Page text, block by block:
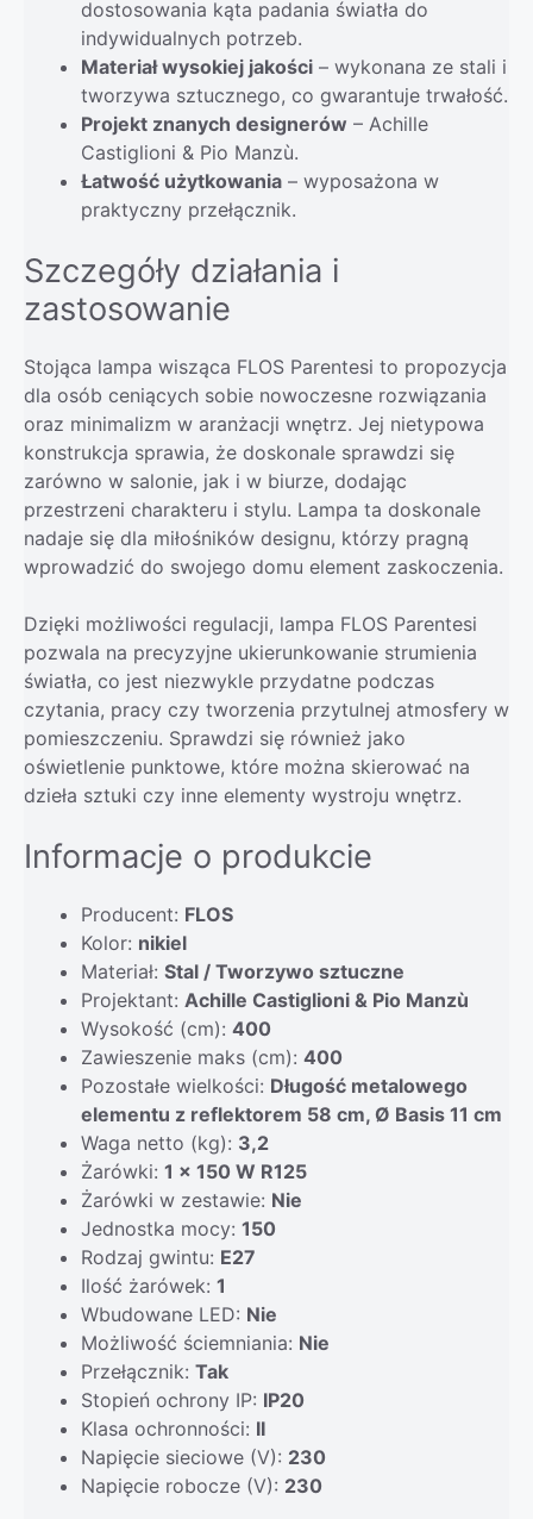
dostosowania kąta padania światła do
indywidualnych potrzeb.
Materiał wysokiej jakości – wykonana ze stali i
tworzywa sztucznego, co gwarantuje trwałość.
Projekt znanych designerów – Achille
Castiglioni & Pio Manzù.
Łatwość użytkowania – wyposażona w
praktyczny przełącznik.
Szczegóły działania i
zastosowanie
Stojąca lampa wisząca FLOS Parentesi to propozycja
dla osób ceniących sobie nowoczesne rozwiązania
oraz minimalizm w aranżacji wnętrz. Jej nietypowa
konstrukcja sprawia, że doskonale sprawdzi się
zarówno w salonie, jak i w biurze, dodając
przestrzeni charakteru i stylu. Lampa ta doskonale
nadaje się dla miłośników designu, którzy pragną
wprowadzić do swojego domu element zaskoczenia.
Dzięki możliwości regulacji, lampa FLOS Parentesi
pozwala na precyzyjne ukierunkowanie strumienia
światła, co jest niezwykle przydatne podczas
czytania, pracy czy tworzenia przytulnej atmosfery w
pomieszczeniu. Sprawdzi się również jako
oświetlenie punktowe, które można skierować na
dzieła sztuki czy inne elementy wystroju wnętrz.
Informacje o produkcie
Producent: FLOS
Kolor: nikiel
Materiał: Stal / Tworzywo sztuczne
Projektant: Achille Castiglioni & Pio Manzù
Wysokość (cm): 400
Zawieszenie maks (cm): 400
Pozostałe wielkości: Długość metalowego
elementu z reflektorem 58 cm, Ø Basis 11 cm
Waga netto (kg): 3,2
Żarówki: 1 x 150 W R125
Żarówki w zestawie: Nie
Jednostka mocy: 150
Rodzaj gwintu: E27
Ilość żarówek: 1
Wbudowane LED: Nie
Możliwość ściemniania: Nie
Przełącznik: Tak
Stopień ochrony IP: IP20
Klasa ochronności: II
Napięcie sieciowe (V): 230
Napięcie robocze (V): 230